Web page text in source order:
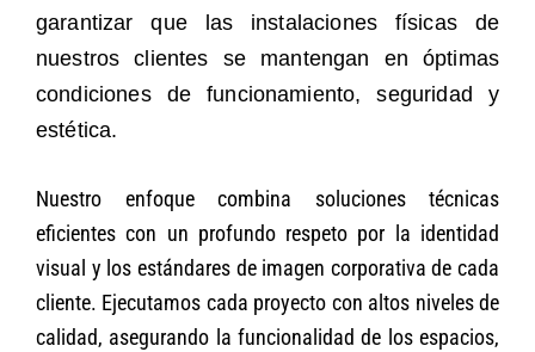
garantizar que las instalaciones físicas de
nuestros clientes se mantengan en óptimas
condiciones de funcionamiento, seguridad y
estética.
Nuestro enfoque combina soluciones técnicas
eficientes con un profundo respeto por la identidad
visual y los estándares de imagen corporativa de cada
cliente. Ejecutamos cada proyecto con altos niveles de
calidad, asegurando la funcionalidad de los espacios,